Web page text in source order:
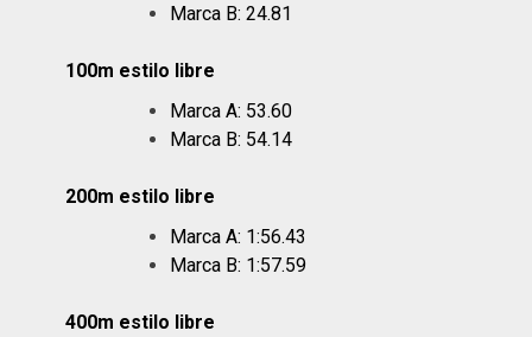
Marca B: 24.81
100m estilo libre
Marca A: 53.60
Marca B: 54.14
200m estilo libre
Marca A: 1:56.43
Marca B: 1:57.59
400m estilo libre